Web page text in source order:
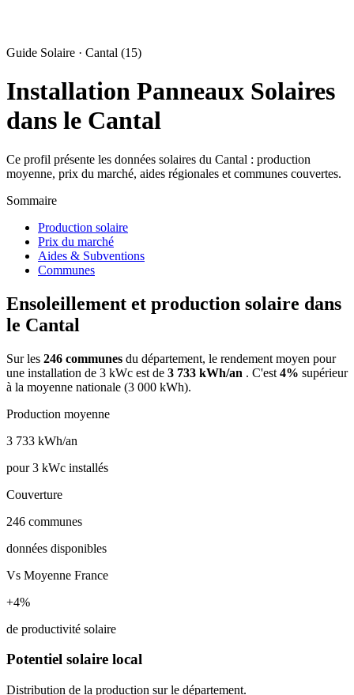
Guide Solaire · Cantal (15)
Installation Panneaux Solaires
dans le Cantal
Ce profil présente les données solaires du Cantal : production
moyenne, prix du marché, aides régionales et communes couvertes.
Sommaire
Production solaire
Prix du marché
Aides & Subventions
Communes
Ensoleillement et production solaire dans
le Cantal
Sur les 246 communes du département, le rendement moyen pour
une installation de 3 kWc est de 3 733 kWh/an . C'est 4% supérieur
à la moyenne nationale (3 000 kWh).
Production moyenne
3 733 kWh/an
pour 3 kWc installés
Couverture
246 communes
données disponibles
Vs Moyenne France
+4%
de productivité solaire
Potentiel solaire local
Distribution de la production sur le département.